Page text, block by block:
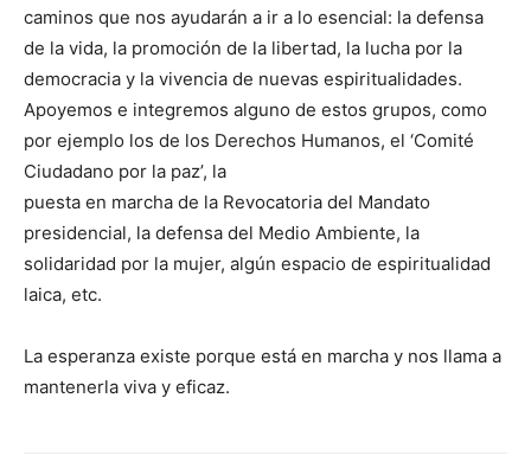
caminos que nos ayudarán a ir a lo esencial: la defensa
de la vida, la promoción de la libertad, la lucha por la
democracia y la vivencia de nuevas espiritualidades.
Apoyemos e integremos alguno de estos grupos, como
por ejemplo los de los Derechos Humanos, el ‘Comité
Ciudadano por la paz’, la
puesta en marcha de la Revocatoria del Mandato
presidencial, la defensa del Medio Ambiente, la
solidaridad por la mujer, algún espacio de espiritualidad
laica, etc.
La esperanza existe porque está en marcha y nos llama a
mantenerla viva y eficaz.